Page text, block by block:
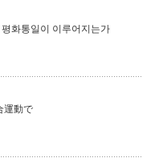
화통일이 이루어지는가
運動で